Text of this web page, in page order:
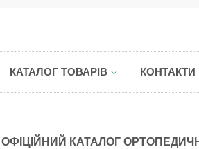
КАТАЛОГ ТОВАРІВ КОНТАКТИ
КАТАЛОГ